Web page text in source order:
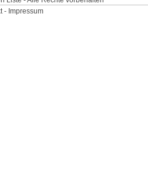
- Impressum